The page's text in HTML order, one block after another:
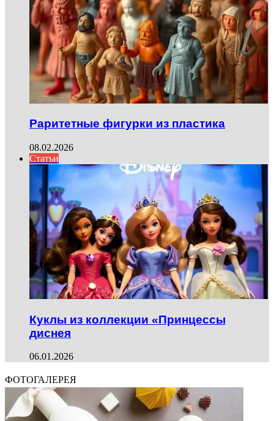
Раритетные фигурки из пластика
08.02.2026
Статьи
Куклы из коллекции «Принцессы
диснея
06.01.2026
ФОТОГАЛЕРЕЯ